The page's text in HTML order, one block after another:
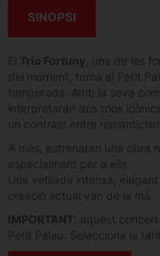
SINOPSI
El Trio Fortuny , una de les
del moment, torna al Petit
temporada. Amb la seva
interpretaran dos trios
un contrast entre
A més, estrenaran una obra
especialment per a ells.
Una vetllada intensa,
creació actual van de la mà.
IMPORTANT : aquest
Petit Palau. Selecciona la